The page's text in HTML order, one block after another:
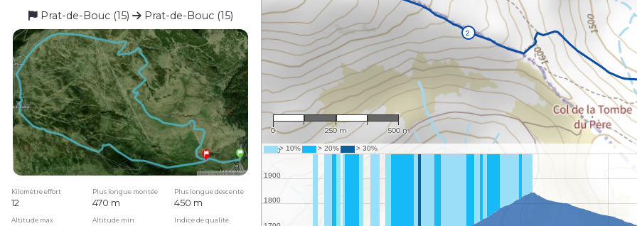
Prat-de-Bouc (15) Prat-de-Bouc (15)
Kilomètre effort Plus longue montée Plus longue descente
12 470 m 450 m
Altitude max Altitude min Indice de qualité
1 : 10,101
0 250 m 500 m